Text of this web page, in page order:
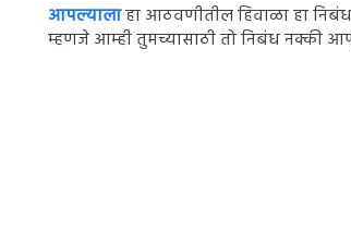
आपल्यालाहा आठवणीतील हिवाळा हा
म्हणजे आम्ही तुमच्यासाठी तो निबंध नक्की